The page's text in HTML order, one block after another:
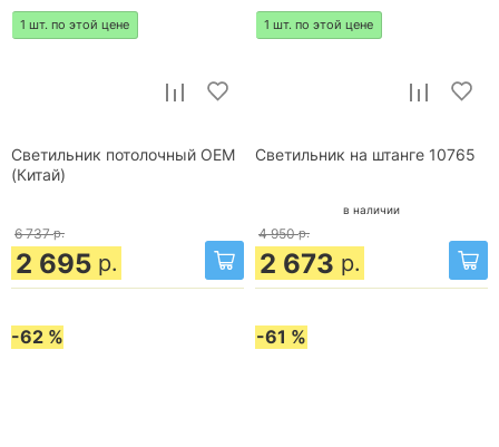
1 шт. по этой цене
Светильник потолочный OEM
(Китай)
6 737 р.
2 695 р.
1 шт. по этой цене
Светильник на штанге 10765
в наличии
4 950 р.
2 673 р.
-62 % -61 %